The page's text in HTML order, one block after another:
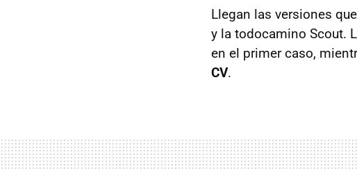
Llegan las versiones
y la todocamino Scout.
en el primer caso,
CV.